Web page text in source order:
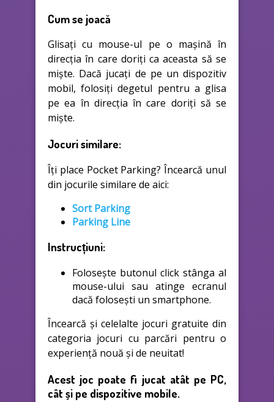
Cum se joacă
Glisați cu mouse-ul pe o mașină în
direcția în care doriți ca aceasta să se
miște. Dacă jucați de pe un dispozitiv
mobil, folosiți degetul pentru a glisa
pe ea în direcția în care doriți să se
miște.
Jocuri similare:
Îți place Pocket Parking? Încearcă unul
din jocurile similare de aici:
Sort Parking
Parking Line
Instrucțiuni:
Folosește butonul click stânga al
mouse-ului sau atinge ecranul
dacă folosești un smartphone.
Încearcă și celelalte jocuri gratuite din
categoria jocuri cu parcări pentru o
experiență nouă și de neuitat!
Acest joc poate fi jucat atât pe PC,
cât și pe dispozitive mobile.